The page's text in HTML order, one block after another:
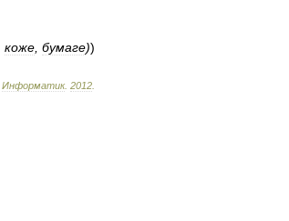
коже бумаге))
Информатик. 2012